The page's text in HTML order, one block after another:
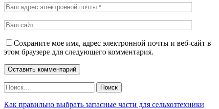
Сохраните мое имя, адрес электронной почты и веб-сайт в
этом браузере для следующего комментария.
Как правильно выбрать запасные части для сельхозтехники